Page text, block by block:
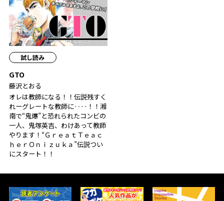
試し読み
GTO
藤沢とおる
オレは教師になる！！伝説残すく
れーグレートな教師に‥‥！！湘
南で“鬼爆”と恐れられたコンビの
一人、鬼塚英吉、わけあって教師
やります！“ＧｒｅａｔＴｅａｃ
ｈｅｒＯｎｉｚｕｋａ”伝説つい
にスタート！！